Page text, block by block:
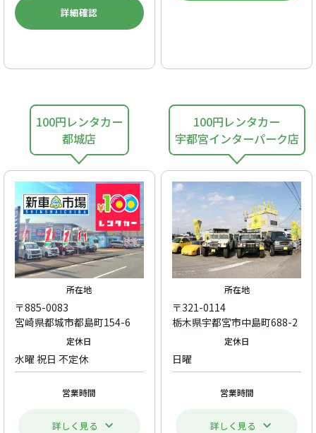
詳細確認
100円レンタカー
都城店
所在地
〒885-0083
宮崎県都城市都島町154-6
定休日
水曜 祝日 不定休
営業時間
詳しく見る
100円レンタカー
宇都宮インターパーク店
所在地
〒321-0114
栃木県宇都宮市中島町688-2
定休日
日曜
営業時間
詳しく見る